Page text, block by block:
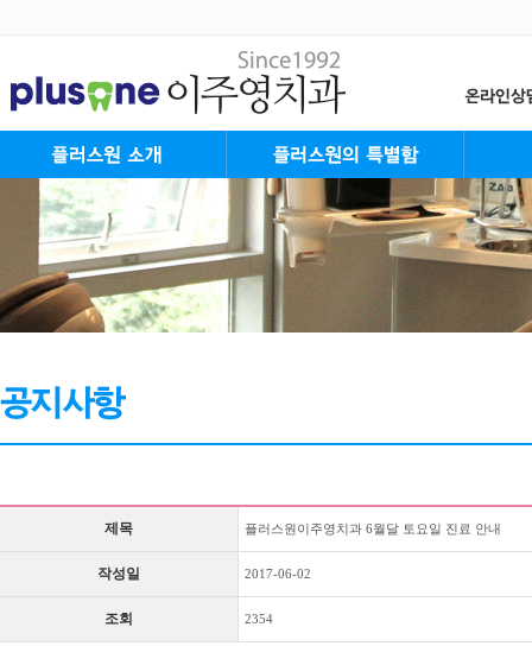
플러스원 Mission&Vision
대표원장 인사말
플러스원 가족들
플러스원 둘러보기
진료안내&오시는길 플러스원의 특별함
플러스원 System
플러스원 Staff 성장
청소
성인
장년
제목 플러스원이주영치과 6월달 토요일 진료 안내
작성일 2017-06-02
조회 2354